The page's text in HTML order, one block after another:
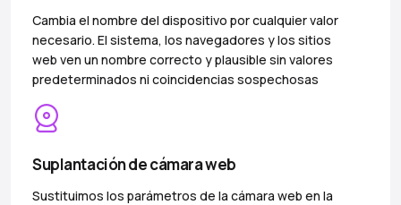
Cambia el nombre del dispositivo por cualquier valor
necesario. El sistema, los navegadores y los sitios
web ven un nombre correcto y plausible sin valores
predeterminados ni coincidencias sospechosas
Suplantación de cámara web
Sustituimos los parámetros de la cámara web en la